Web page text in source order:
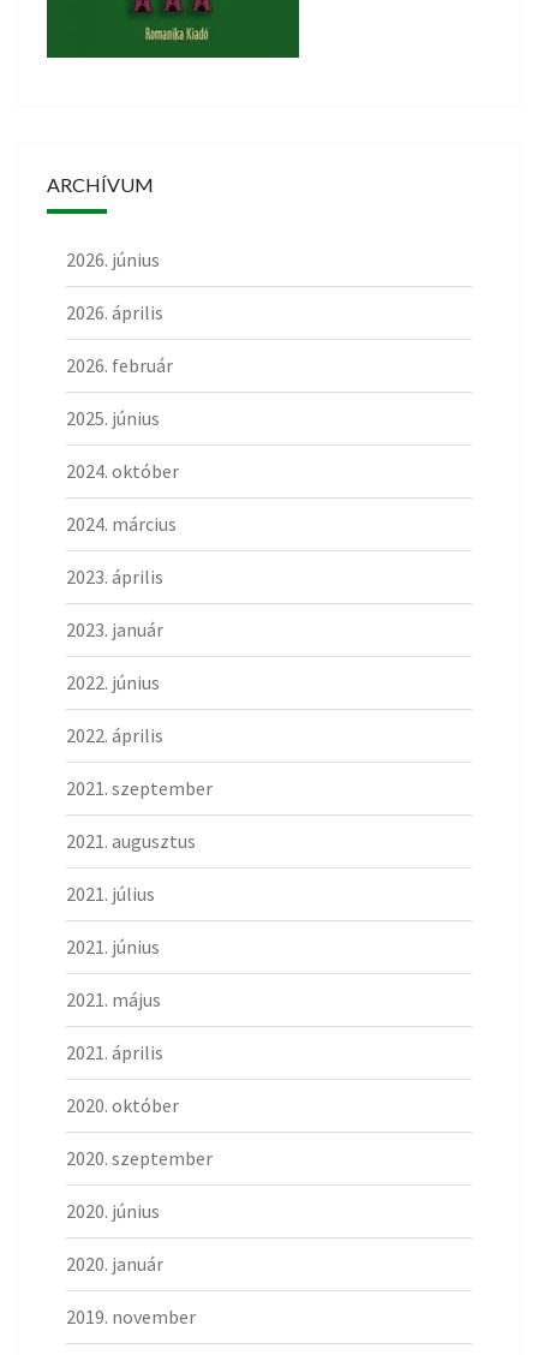
ARCHÍVUM
2026. június
2026. április
2026. február
2025. június
2024. október
2024. március
2023. április
2023. január
2022. június
2022. április
2021. szeptember
2021. augusztus
2021. július
2021. június
2021. május
2021. április
2020. október
2020. szeptember
2020. június
2020. január
2019. november